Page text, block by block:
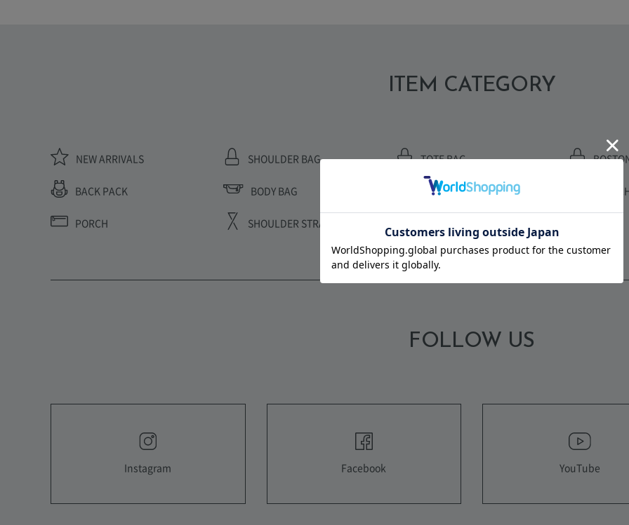
ITEM CATEGORY
NEW ARRIVALS SHOULDER BAG TOTE BAG
BACK PACK BODY BAG CARD CASE
PORCH SHOULDER STRAP
FOLLOW US
Instagram Facebook YouTube